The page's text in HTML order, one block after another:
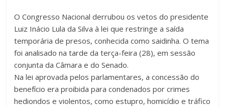
O Congresso Nacional derrubou os vetos do presidente
Luiz Inácio Lula da Silva à lei que restringe a saída
temporária de presos, conhecida como saidinha. O tema
foi analisado na tarde da terça-feira (28), em sessão
conjunta da Câmara e do Senado.
Na lei aprovada pelos parlamentares, a concessão do
benefício era proibida para condenados por crimes
hediondos e violentos, como estupro, homicídio e tráfico